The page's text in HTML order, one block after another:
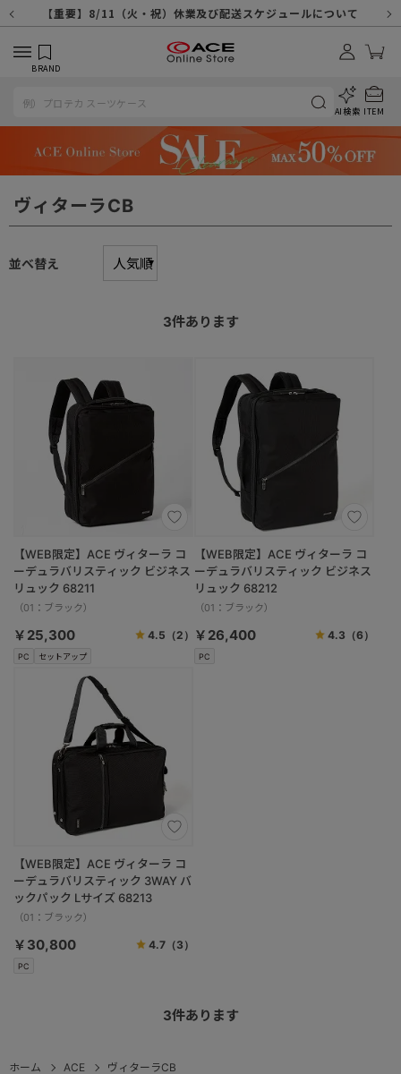
【重要】8/11（火・祝）休業及び配送スケジュールについて
【重要】令和８年熊本地震に伴う配送への影響について
【重要】納品書・領収書ペーパーレス化（電子化）のお知らせ
【重要】天候不良や交通状況・物量増等に伴う配送への影響について
【重要】悪質な詐欺サイトにご注意ください
【重要】各種メールが届かない場合に関しまして
【重要】お問い合わせのご対応に関しまして
【重要】SNSのなりすまし詐欺にご注意ください
BRAND
AI検索 ITEM
ヴィターラCB
並べ替え
3件あります
PC セットアップ
【WEB限定】ACE ヴィターラ コ
ーデュラバリスティック ビジネス
リュック 68211
（01：ブラック）
￥25,300 4.5 （2）
PC
【WEB限定】ACE ヴィターラ コ
ーデュラバリスティック ビジネス
リュック 68212
（01：ブラック）
￥26,400 4.3 （6）
PC
【WEB限定】ACE ヴィターラ コ
ーデュラバリスティック 3WAY バ
ックパック Lサイズ 68213
（01：ブラック）
￥30,800 4.7（3）
3件あります
ホーム ACE ヴィターラCB